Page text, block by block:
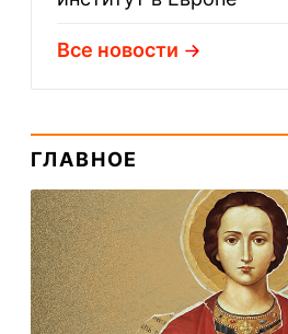
Все новости
ГЛАВНОЕ